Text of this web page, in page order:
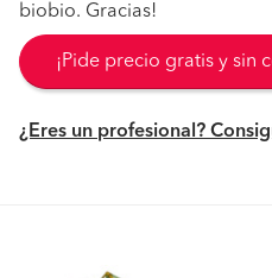
biobio. Gracias!
¡Pide precio gratis y sin
¿Eres un profesional?